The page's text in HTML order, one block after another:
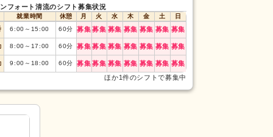
フォート清流のシフト募集状況
就業時間 休憩 月 火 水 木 金 土
日
6:00 ～ 15:00 60分 募集募集 募集 募集 募集 募集 募集
8:00 ～ 17:00 60分 募集募集 募集 募集 募集 募集 募集
9:00 ～ 18:00 60分 募集募集 募集 募集 募集 募集 募集
ほか1件のシフトで募集中